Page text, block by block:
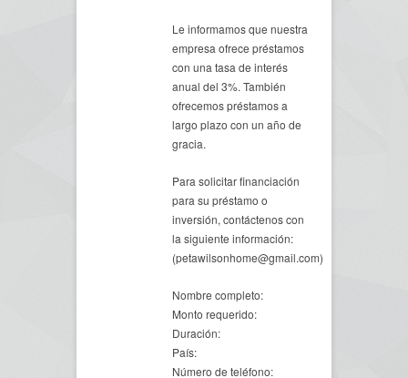
Le informamos que nuestra
empresa ofrece préstamos
con una tasa de interés
anual del 3%. También
ofrecemos préstamos a
largo plazo con un año de
gracia.
Para solicitar financiación
para su préstamo o
inversión, contáctenos con
la siguiente información:
(petawilsonhome@gmail.com)
Nombre completo:
Monto requerido:
Duración:
País:
Número de teléfono: